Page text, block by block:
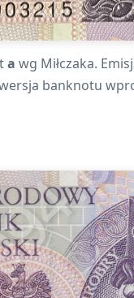
a wg Miłczaka.
banknotu